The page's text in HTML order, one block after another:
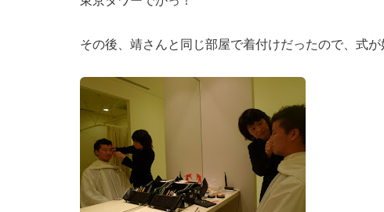
その後、靖さんと同じ部屋で着付けだったので、式